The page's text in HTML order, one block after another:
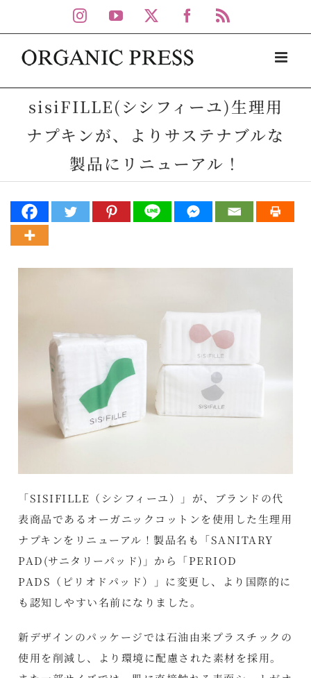
to
content
Instagram
YouTube Facebook
sisiFILLE(シシフィーユ)生理用
ナプキンが、よりサステナブルな
製品にリニューアル！
「SISIFILLE（シシフィーユ）」が、ブランドの代
表商品であるオーガニックコットンを使用した生理用
ナプキンをリニューアル！製品名も「SANITARY
PAD(サニタリーパッド)」から「PERIOD
PADS（ピリオドパッド）」に変更し、より国際的に
も認知しやすい名前になりました。
新デザインのパッケージでは石油由来プラスチックの
使用を削減し、より環境に配慮された素材を採用。